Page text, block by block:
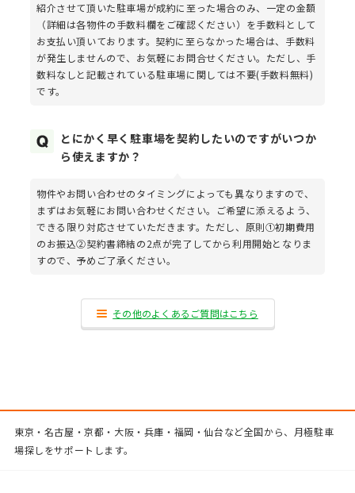
紹介させて頂いた駐車場が成約に至った場合のみ、一定の金額
（詳細は各物件の手数料欄をご確認ください）を手数料として
お支払い頂いております。契約に至らなかった場合は、手数料
が発生しませんので、お気軽にお問合せください。ただし、手
数料なしと記載されている駐車場に関しては不要(手数料無料)
です。
とにかく早く駐車場を契約したいのですがいつか
ら使えますか？
物件やお問い合わせのタイミングによっても異なりますので、
まずはお気軽にお問い合わせください。ご希望に添えるよう、
できる限り対応させていただきます。ただし、原則①初期費用
のお振込②契約書締結の2点が完了してから利用開始となりま
すので、予めご了承ください。
その他のよくあるご質問はこちら
東京・名古屋・京都・大阪・兵庫・福岡・仙台など全国から、月極駐車
場探しをサポートします。